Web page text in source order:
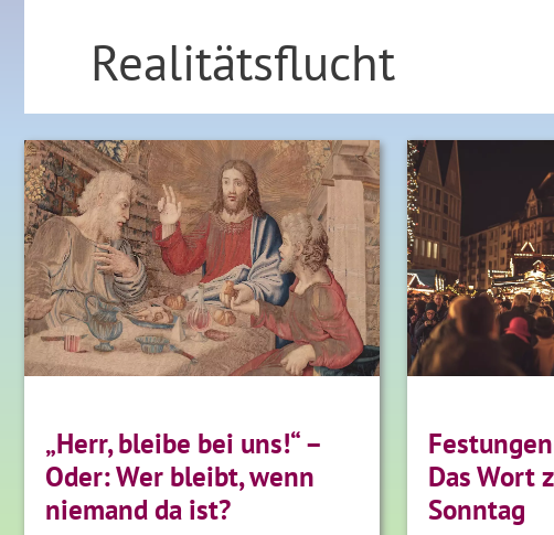
Realitätsflucht
„Herr, bleibe bei uns!“ –
Oder: Wer bleibt, wenn
niemand da ist?
Das Wort
Sonntag